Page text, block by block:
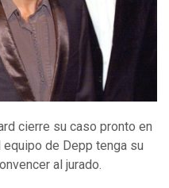
cierre su caso pronto en
equipo de Depp tenga su
al jurado.